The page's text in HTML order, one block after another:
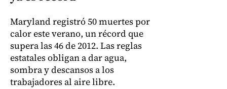
Maryland registró 50 muertes por
calor este verano, un récord que
supera las 46 de 2012. Las reglas
estatales obligan a dar agua,
sombra y descansos a los
trabajadores al aire libre.